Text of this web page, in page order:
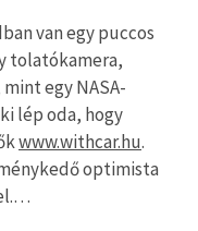
van egy puccos
tolatókamera,
egy NASA-
lép oda, hogy
www.withcar.hu.
optimista